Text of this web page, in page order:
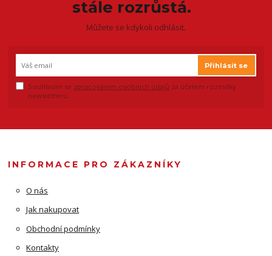
stále rozrůstá.
Můžete se kdykoli odhlásit.
Přihlásit se
Souhlasím se zpracováním osobních údajů za účelem rozesílky
newsletteru.
INFORMACE PRO ZÁKAZNÍKY
O nás
Jak nakupovat
Obchodní podmínky
Kontakty